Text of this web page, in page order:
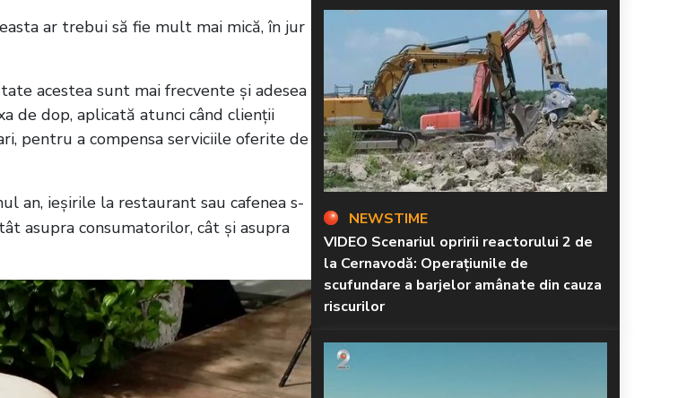
ar trebui să fie mult mai mică, în jur
acestea sunt mai frecvente și adesea
de dop, aplicată atunci când clienții
pentru a compensa serviciile oferite de
an, ieșirile la restaurant sau cafenea s-
asupra consumatorilor, cât și asupra
NEWSTIME
VIDEO Scenariul opririi reactorului 2 de
la Cernavodă: Operațiunile de
scufundare a barjelor amânate din cauza
riscurilor